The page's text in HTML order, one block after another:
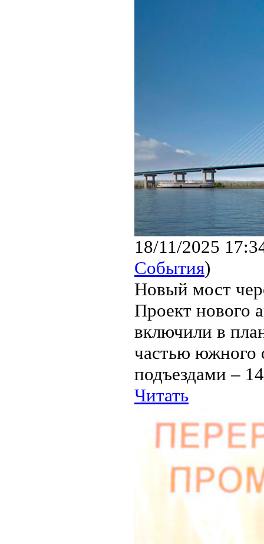
18/11/2025
События)
Новый мост
Проект нового
включили в
частью южного
подъездами –
Читать